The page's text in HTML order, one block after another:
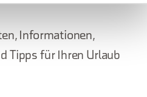
Informationen,
Tipps für Ihren Urlaub